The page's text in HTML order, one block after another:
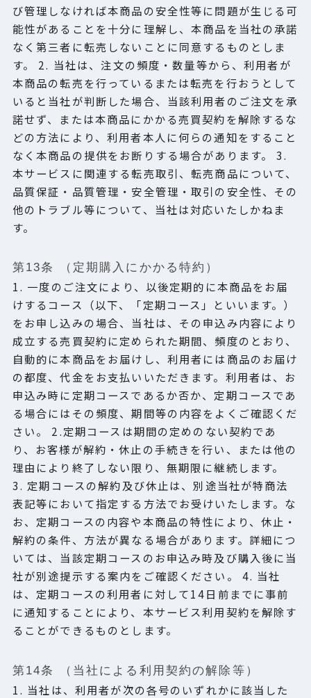
び管理しなければ本商品の安全性等に問題が生じる可
能性があることを十分に理解し、本商品を当社の承諾
なく第三者に転売しないことに同意するものとしま
す。 2. 当社は、注文の頻度・数量等から、利用者が
本商品の転売を行っているまたは転売を行おうとして
いると当社が判断した場合、当該利用者のご注文を承
諾せず、または本商品にかかる売買契約を解除するな
どの方法により、利用者本人に何らの通知をすること
なく本商品の提供をお断りする場合があります。 3.
本サービスに関連する転売取引、転売商品について、
品質保証・品質管理・安全管理・取引の安全性、その
他のトラブル等について、当社は対応いたしかねま
す。
第13条 （定期購入にかかる特約）
1. 一度のご注文により、以後定期的に本商品をお届
けするコース（以下、「定期コース」といいます。）
をお申し込みの場合、当社は、その申込み内容により
成立する売買契約に定められた期間、頻度のとおり、
自動的に本商品をお届けし、利用者には商品のお届け
の都度、代金をお支払いいただきます。利用者は、お
申込み時に定期コースであるか否か、定期コースであ
る場合にはその頻度、期間等の内容をよくご確認くだ
さい。 2.定期コースは期間の定めのない契約であ
り、お客様が解約・休止の手続きを行い、または他の
理由により終了しない限り、無期限に継続します。
3. 定期コースの解約及び休止は、別途当社が特商法
表記等において指定する方法でお受けいたします。な
お、定期コースの内容や本商品の特性により、休止・
解約の条件、方法が異なる場合があります。詳細につ
いては、当該定期コースのお申込み時及び購入後に当
社が別途提示する案内をご確認ください。 4. 当社
は、定期コースの利用者に対して14日前までに事前
に通知することにより、本サービス利用契約を解除す
ることができるものとします。
第14条 （当社による利用契約の解除等）
1. 当社は、利用者が次の各号のいずれかに該当した